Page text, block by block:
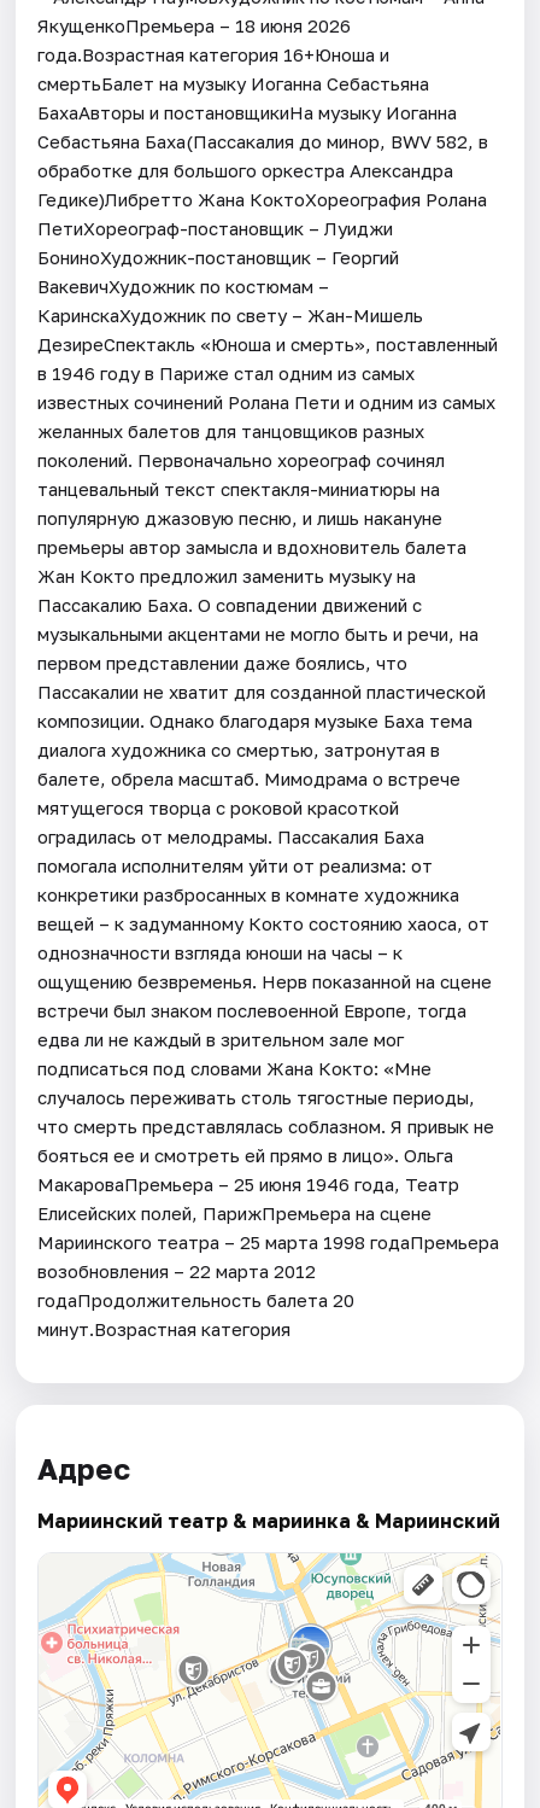
ЯкущенкоПремьера – 18 июня 2026
года.Возрастная категория 16+Юноша и
смертьБалет на музыку Иоганна Себастьяна
БахаАвторы и постановщикиНа музыку Иоганна
Себастьяна Баха(Пассакалия до минор, BWV 582, в
обработке для большого оркестра Александра
Гедике)Либретто Жана КоктоХореография Ролана
ПетиХореограф-постановщик – Луиджи
БониноХудожник-постановщик – Георгий
ВакевичХудожник по костюмам –
КаринскаХудожник по свету – Жан-Мишель
ДезиреСпектакль «Юноша и смерть», поставленный
в 1946 году в Париже стал одним из самых
известных сочинений Ролана Пети и одним из самых
желанных балетов для танцовщиков разных
поколений. Первоначально хореограф сочинял
танцевальный текст спектакля-миниатюры на
популярную джазовую песню, и лишь накануне
премьеры автор замысла и вдохновитель балета
Жан Кокто предложил заменить музыку на
Пассакалию Баха. О совпадении движений с
музыкальными акцентами не могло быть и речи, на
первом представлении даже боялись, что
Пассакалии не хватит для созданной пластической
композиции. Однако благодаря музыке Баха тема
диалога художника со смертью, затронутая в
балете, обрела масштаб. Мимодрама о встрече
мятущегося творца с роковой красоткой
оградилась от мелодрамы. Пассакалия Баха
помогала исполнителям уйти от реализма: от
конкретики разбросанных в комнате художника
вещей – к задуманному Кокто состоянию хаоса, от
однозначности взгляда юноши на часы – к
ощущению безвременья. Нерв показанной на сцене
встречи был знаком послевоенной Европе, тогда
едва ли не каждый в зрительном зале мог
подписаться под словами Жана Кокто: «Мне
случалось переживать столь тягостные периоды,
что смерть представлялась соблазном. Я привык не
бояться ее и смотреть ей прямо в лицо». Ольга
МакароваПремьера – 25 июня 1946 года, Театр
Елисейских полей, ПарижПремьера на сцене
Мариинского театра – 25 марта 1998 годаПремьера
возобновления – 22 марта 2012
годаПродолжительность балета 20
минут.Возрастная категория
Адрес
Мариинский театр & мариинка & Мариинский